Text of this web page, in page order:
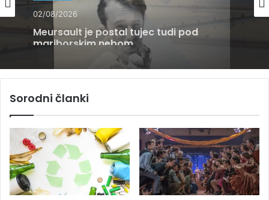
Kultura
02/08/2026
Iz pisarne v Piranske soline: kako nastaja
ena najbolj prepoznavnih slovenskih
dobrot?
Sorodni članki